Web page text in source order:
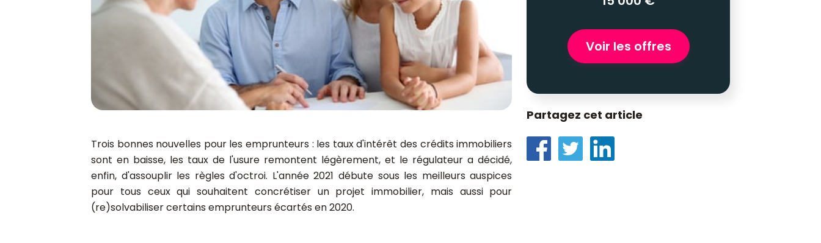
Trois bonnes nouvelles pour les emprunteurs : les taux d'intérêt des crédits immobiliers
sont en baisse, les taux de l'usure remontent légèrement, et le régulateur a décidé,
enfin, d'assouplir les règles d'octroi. L'année 2021 débute sous les meilleurs auspices
pour tous ceux qui souhaitent concrétiser un projet immobilier, mais aussi pour
(re)solvabiliser certains emprunteurs écartés en 2020.
Voir les offres
Partagez cet article